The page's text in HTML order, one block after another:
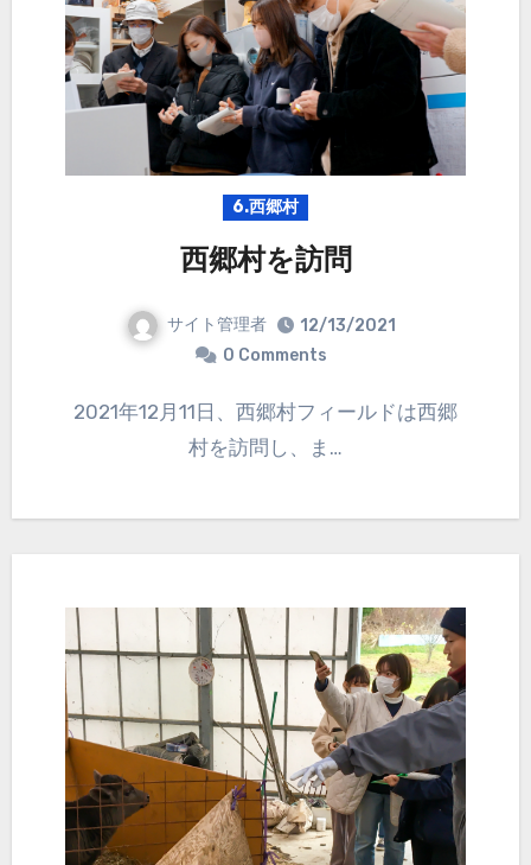
6.西郷村
西郷村を訪問
サイト管理者
12/13/2021
0 Comments
2021年12月11日、西郷村フィールドは西郷
村を訪問し、ま…